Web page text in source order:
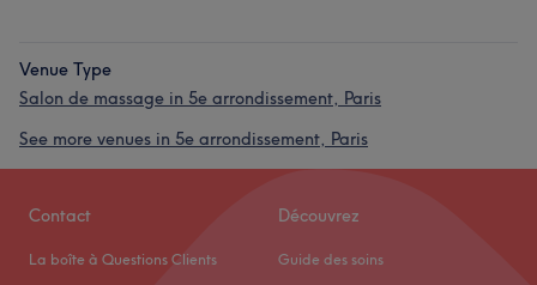
Venue Type
Salon de massage in 5e arrondissement, Paris
See more venues in 5e arrondissement, Paris
Contact
La boîte à Questions Clients
Découvrez
Guide des soins